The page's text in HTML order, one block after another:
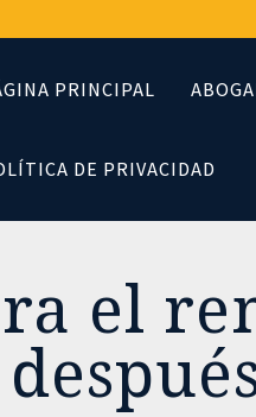
PRINCIPAL
DE PRIVACIDAD
el